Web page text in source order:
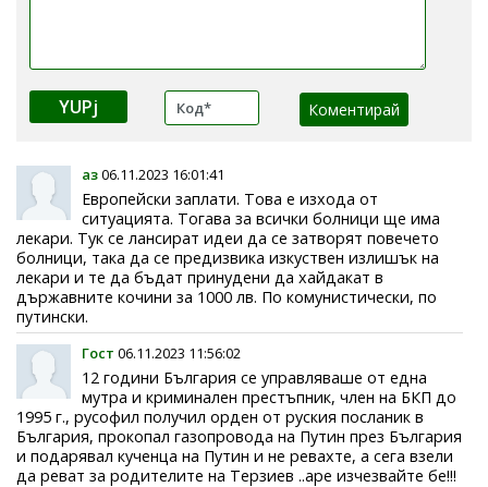
YUPj
аз06.11.2023 16:01:41
Европейски заплати. Това е изхода от
ситуацията. Тогава за всички болници ще има
лекари. Тук се лансират идеи да се затворят повечето
болници, така да се предизвика изкуствен излишък на
лекари и те да бъдат принудени да хайдакат в
държавните кочини за 1000 лв. По комунистически, по
путински.
Гост 06.11.2023 11:56:02
12 години България се управляваше от една
мутра и криминален престъпник, член на БКП до
1995 г., русофил получил орден от руския посланик в
България, прокопал газопровода на Путин през България
и подарявал кученца на Путин и не ревахте, а сега взели
да реват за родителите на Терзиев ..аре изчезвайте бе!!!